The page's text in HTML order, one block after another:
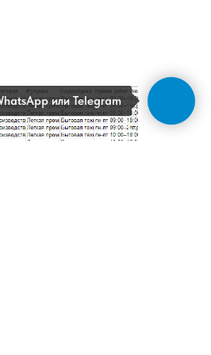
или Telegram